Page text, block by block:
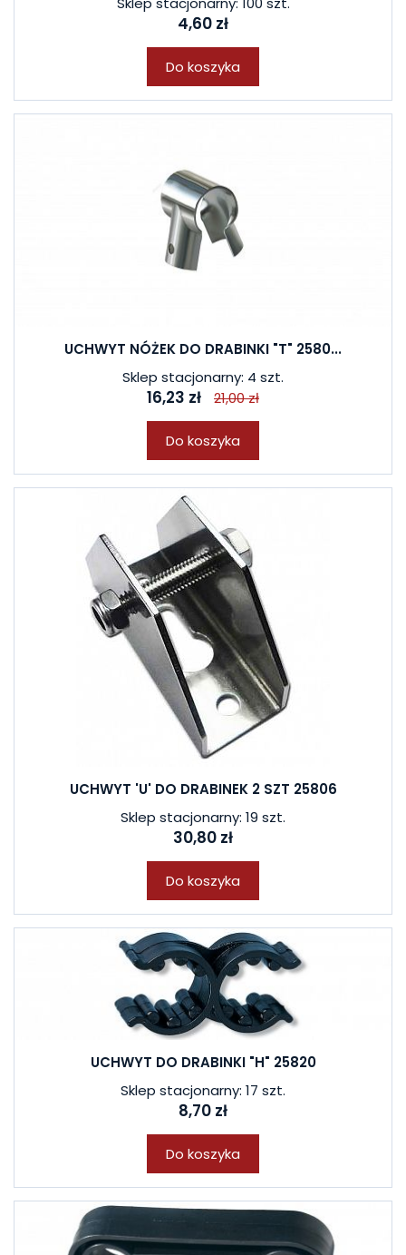
4,60 zł
Do koszyka
UCHWYT NÓŻEK DO DRABINKI "T" 2580...
Sklep stacjonarny: 4 szt.
16,23 zł 21,00 zł
Do koszyka
UCHWYT 'U' DO DRABINEK 2 SZT 25806
Sklep stacjonarny: 19 szt.
30,80 zł
Do koszyka
UCHWYT DO DRABINKI "H" 25820
Sklep stacjonarny: 17 szt.
8,70 zł
Do koszyka